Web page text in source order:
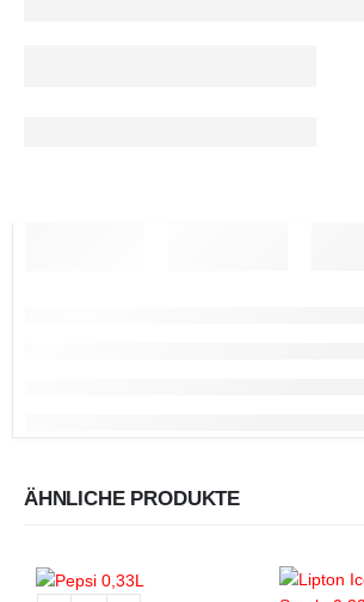
ÄHNLICHE PRODUKTE